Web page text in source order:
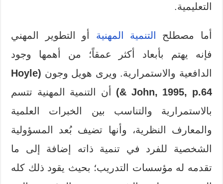
التعليمية.
أما مصطلح التنمية المهنية أو التطوير المهني
فإنه يهتم بأبعاد أكثر عمقاً؛ من أهمها وجود
الدافعية والاستمرارية. ويرى هويل وجون
(Hoyle
& John, 1995, p.64)
أن التنمية المهنية تتسم
بالاستمرارية والتناسب بين الخبرات العلمية
والمعارف النظرية، وأنها تضيف بُعد المسؤولية
الشخصية للفرد في تنمية ذاته إضافة إلى ما
تقدمه له مؤسسات التدريب؛ بحيث يقود ذلك كله